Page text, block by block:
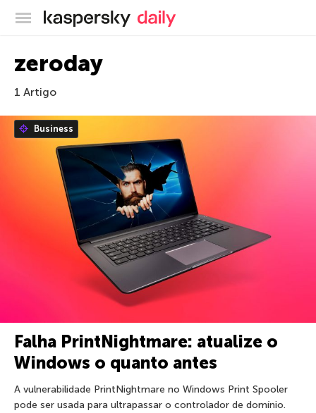
Blog oficial da Kaspersky
zeroday
1 Artigo
Business
Falha PrintNightmare: atualize o
Windows o quanto antes
A vulnerabilidade PrintNightmare no Windows Print Spooler
pode ser usada para ultrapassar o controlador de domínio.